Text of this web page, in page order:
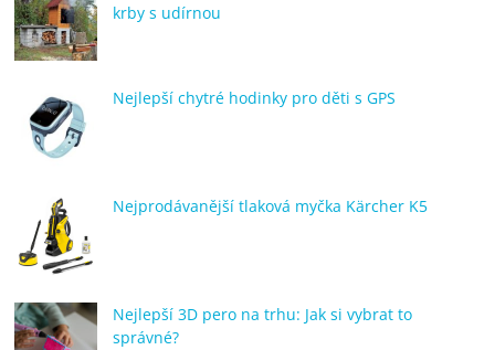
krby s udírnou
Nejlepší chytré hodinky pro děti s GPS
Nejprodávanější tlaková myčka Kärcher K5
Nejlepší 3D pero na trhu: Jak si vybrat to
správné?